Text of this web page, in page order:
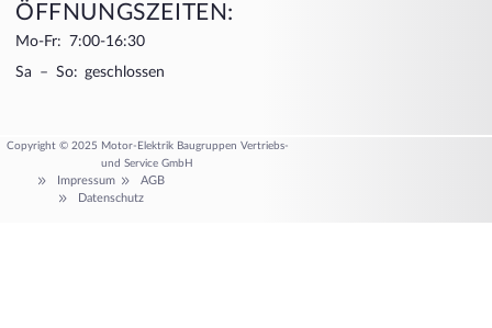
ÖFFNUNGSZEITEN:
Mo-Fr: 7:00-16:30
Sa – So: geschlossen
Copyright © 2025 Motor-Elektrik Baugruppen Vertriebs-
und Service GmbH
Impressum
AGB
Datenschutz